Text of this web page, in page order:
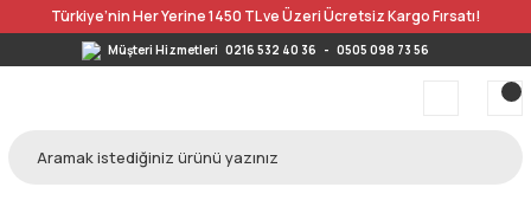
Türkiye’nin Her Yerine 1450 TL ve Üzeri Ücretsiz Kargo Fırsatı!
Müşteri Hizmetleri 0216 532 40 36 - 0505 098 73 56